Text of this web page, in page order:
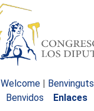
Welcome | Benvinguts
Benvidos
Enlaces